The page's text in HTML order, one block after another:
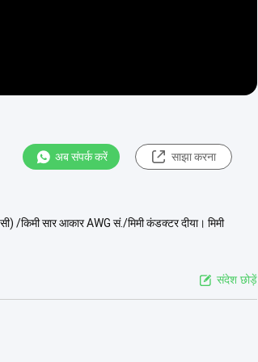
अब संपर्क करें साझा करना
किमी सार आकार AWG सं./मिमी कंडक्टर दीया। मिमी
संदेश छोड़ें